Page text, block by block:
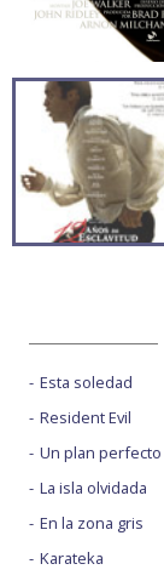
Esta soledad
Resident Evil
Un plan perfecto
La isla olvidada
En la zona gris
Karateka